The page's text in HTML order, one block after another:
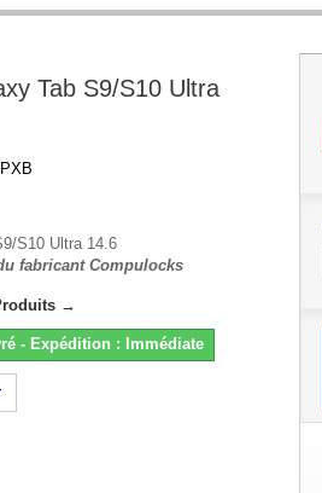
Tab S9/S10 Ultra
S10 Ultra 14.6
fabricant Compulocks
→
- Expédition : Immédiate